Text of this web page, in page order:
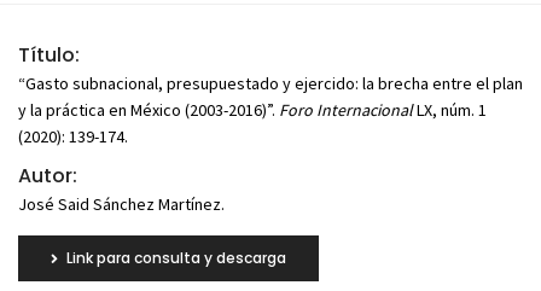
Título:
“Gasto subnacional, presupuestado y ejercido: la brecha entre el plan
y la práctica en México (2003-2016)”. Foro InternacionalLX, núm. 1
(2020): 139-174.
Autor:
José Said Sánchez Martínez.
Link para consulta y descarga